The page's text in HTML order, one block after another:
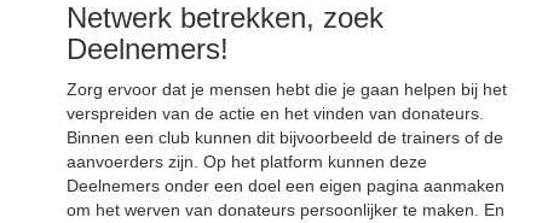
Netwerk betrekken, zoek
Deelnemers!
Zorg ervoor dat je mensen hebt die je gaan helpen bij het
verspreiden van de actie en het vinden van donateurs.
Binnen een club kunnen dit bijvoorbeeld de trainers of de
aanvoerders zijn. Op het platform kunnen deze
Deelnemers onder een doel een eigen pagina aanmaken
om het werven van donateurs persoonlijker te maken. En